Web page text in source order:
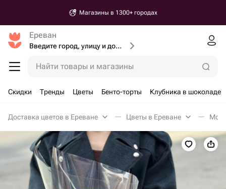
Магазины в 1300+ городах
Ереван
Введите город, улицу и дом доставки
Найти товары и магазины
Скидки Тренды Цветы Бенто-торты Клубника в шоколаде
Доставка цветов в Ереване Цветы в Ереване